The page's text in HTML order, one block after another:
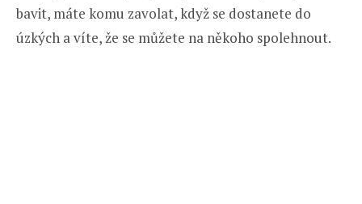
bavit, máte komu zavolat, když se dostanete do
úzkých a víte, že se můžete na někoho spolehnout.